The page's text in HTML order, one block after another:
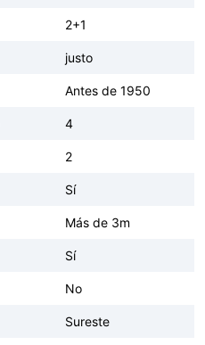
2+1
justo
Antes de 1950
4
2
Sí
Más de 3m
Sí
No
Sureste